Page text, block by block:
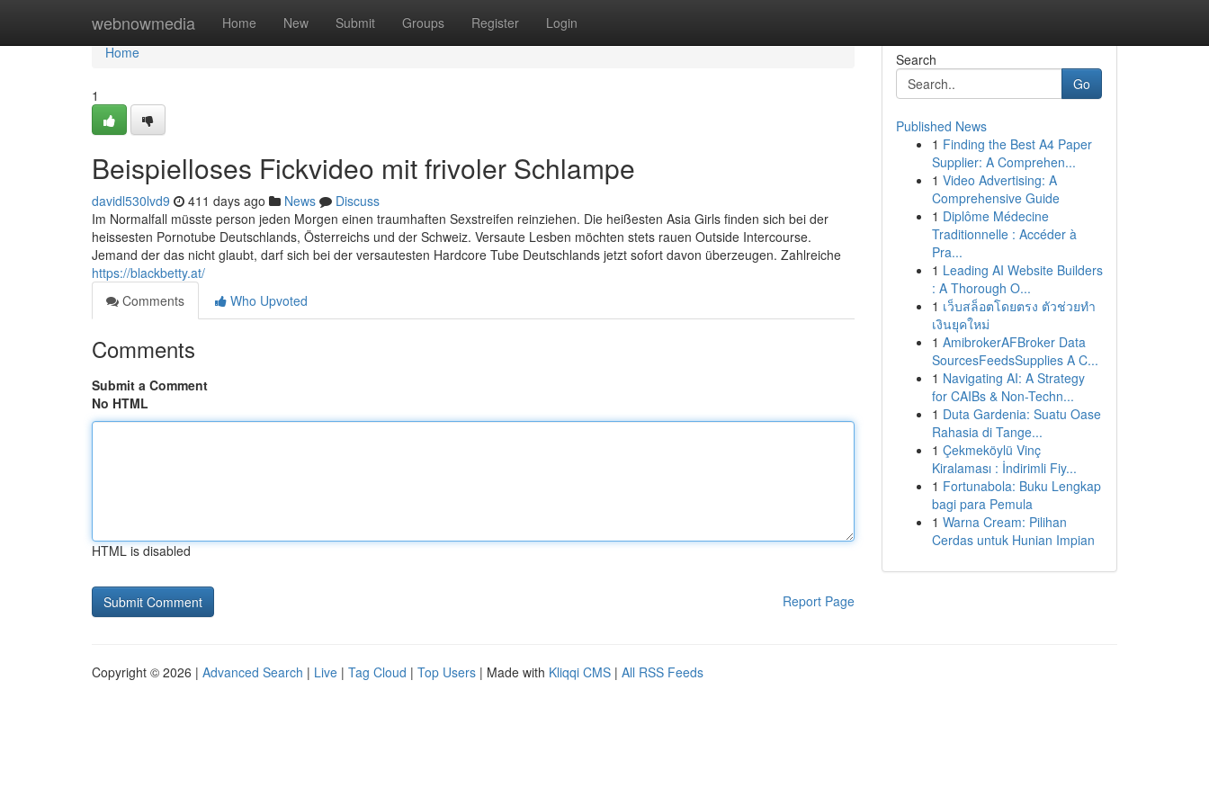
webnowmedia Home New Submit Groups Register Login
Home
Home
1
Beispielloses Fickvideo mit frivoler Schlampe
davidl530lvd9 411 days ago News
Discuss
Im Normalfall müsste person jeden Morgen einen traumhaften Sexstreifen reinziehen. Die heißesten Asia Girls finden sich bei der
heissesten Pornotube Deutschlands, Österreichs und der Schweiz. Versaute Lesben möchten stets rauen Outside Intercourse.
Jemand der das nicht glaubt, darf sich bei der versautesten Hardcore Tube Deutschlands jetzt sofort davon überzeugen. Zahlreiche
https://blackbetty.at/
Comments
Who Upvoted
Comments
Submit a Comment
No HTML
HTML is disabled
Report Page
Search
Go
Published News
1 Finding the Best A4 Paper
Supplier: A Comprehen...
1 Video Advertising: A
Comprehensive Guide
1 Diplôme Médecine
Traditionnelle : Accéder à
Pra...
1 Leading AI Website Builders
: A Thorough O...
1 เว็บสล็อตโดยตรง ตัวช่วยทำ
เงินยุคใหม่
1 AmibrokerAFBroker Data
SourcesFeedsSupplies A C...
1 Navigating AI: A Strategy
for CAIBs & Non-Techn...
1 Duta Gardenia: Suatu Oase
Rahasia di Tange...
1 Çekmeköylü Vinç
Kiralaması : İndirimli Fiy...
1 Fortunabola: Buku Lengkap
bagi para Pemula
1 Warna Cream: Pilihan
Cerdas untuk Hunian Impian
Copyright © 2026 | Advanced Search | Live | Tag Cloud | Top Users | Made with Kliqqi CMS | All RSS Feeds